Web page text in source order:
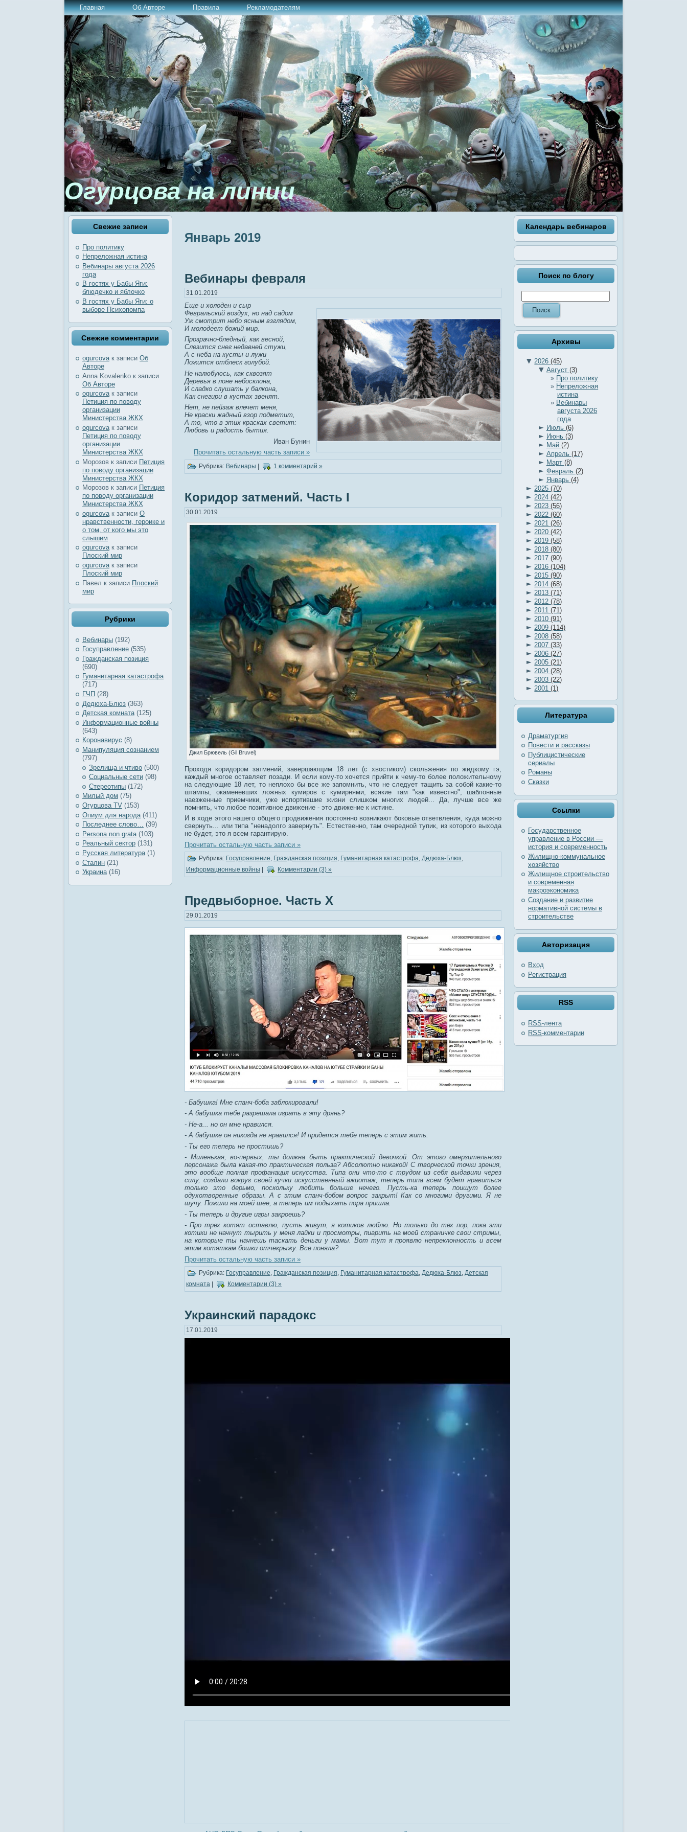
Главная Об Авторе Правила Рекламодателям
Огурцова на линии
Свежие записи
Про политику
Непреложная истина
Вебинары августа 2026
года
В гостях у Бабы Яги:
блюдечко и яблочко
В гостях у Бабы Яги: о
выборе Психопомпа
Свежие комментарии
ogurcovaк записи Об
Авторе
Anna Kovalenko к записи
Об Авторе
ogurcovaк записи
Петиция по поводу
организации
Министерства ЖКХ
ogurcova к записи
Петиция по поводу
организации
Министерства ЖКХ
Морозов к записи Петиция
по поводу организации
Министерства ЖКХ
Морозов к записи Петиция
по поводу организации
Министерства ЖКХ
ogurcova к записи О
нравственности, героике и
о том, от кого мы это
слышим
ogurcovaк записи
Плоский мир
ogurcova к записи
Плоский мир
Павел к записи Плоский
мир
Рубрики
Вебинары (192)
Госуправление (535)
Гражданская позиция
(690)
Гуманитарная катастрофа
(717)
ГЧП (28)
Дедюха-Блюз (363)
Детская комната(125)
Информационные войны
(643)
Коронавирус (8)
Манипуляция сознанием
(797)
Зрелища и чтиво (500)
Социальные сети (98)
Стереотипы (172)
Милый дом (75)
Огурцова TV (153)
Опиум для народа (411)
Последнее слово… (39)
Рersona non grata (103)
Реальный сектор (131)
Русская литература (1)
Сталин (21)
Украина(16)
Январь 2019
Вебинары февраля
31.01.2019
Еще и холоден и сыр
Февральский воздух, но над садом
Уж смотрит небо ясным взглядом,
И молодеет божий мир.
Прозрачно-бледный, как весной,
Слезится снег недавней стужи,
А с неба на кусты и лужи
Ложится отблеск голубой.
Не налюбуюсь, как сквозят
Деревья в лоне небосклона,
И сладко слушать у балкона,
Как снегири в кустах звенят.
Нет, не пейзаж влечет меня,
Не краски жадный взор подметит,
А то, что в этих красках светит:
Любовь и радость бытия.
Иван Бунин
Прочитать остальную часть записи »
Рубрика: Вебинары 1 комментарий »
Коридор затмений. Часть I
30.01.2019
Джил Брювель (Gil Bruvel)
Проходя коридором затмений, завершающим 18 лет (с хвостиком) скольжения по жидкому гэ,
каждый многое оставляет позади. И если кому-то хочется прийти к чему-то более положительному
на следующие 18 лет, то неплохо бы все же запомнить, что не следует тащить за собой какие-то
штампы, окаменевших ложных кумиров с кумирнями, всякие там "как известно", шаблонные
наезженные приемчики, уже испортившие жизни слишком многих людей... Да, лучше все же
помнить, что любое позитивное движение - это движение к истине.
И в ходе этого нашего общего продвижения постоянно возникают боковые ответвления, куда можно
свернуть... или типа "ненадолго завернуть". Естественно, там очередной тупик, из которого выхода
не будет, это я всем гарантирую.
Прочитать остальную часть записи »
Рубрика: Госуправление, Гражданская позиция, Гуманитарная катастрофа, Дедюха-Блюз,
Информационные войны
Комментарии (3) »
Предвыборное. Часть Х
29.01.2019
- Бабушка! Мне спанч-боба заблокировали!
- А бабушка тебе разрешала играть в эту дрянь?
- Не-а... но он мне нравился.
- А бабушке он никогда не нравился! И придется тебе теперь с этим жить.
- Ты его теперь не простишь?
- Миленькая, во-первых, ты должна быть практической девочкой. От этого омерзительного
персонажа была какая-то практическая польза? Абсолютно никакой! С творческой точки зрения,
это вообще полная профанация искусства. Типа они что-то с трудом из себя выдавили через
силу, создали вокруг своей кучки искусственный ажиотаж, теперь типа всем будет нравиться
только это дерьмо, поскольку любить больше нечего. Пусть-ка теперь поищут более
одухотворенные образы. А с этим спанч-бобом вопрос закрыт! Как со многими другими. Я не
шучу. Пожили на моей шее, а теперь им подыхать пора пришла.
- Ты теперь и другие игры закроешь?
- Про трех котят оставлю, пусть живут, я котиков люблю. Но только до тех пор, пока эти
котики не начнут тырить у меня лайки и просмотры, пиарить на моей страничке свои стримы,
на которые ты начнешь таскать деньги у мамы. Вот тут я проявлю непреклонность и всем
этим котяткам бошки отчекрыжу. Все поняла?
Прочитать остальную часть записи »
Рубрика: Госуправление, Гражданская позиция, Гуманитарная катастрофа, Дедюха-Блюз, Детская
комната
Комментарии (3) »
Украинский парадокс
17.01.2019
Календарь вебинаров
Поиск по блогу
Архивы
▼ 2026(45)
▼ Август (3)
Про политику
Непреложная
истина
Вебинары
августа 2026
года
► Июль (6)
► Июнь (3)
► Май (2)
► Апрель (17)
► Март (8)
► Февраль (2)
► Январь (4)
► 2025(70)
► 2024(42)
► 2023(56)
► 2022(60)
► 2021(26)
► 2020(42)
► 2019(58)
► 2018(80)
► 2017(90)
► 2016(104)
► 2015(90)
► 2014(68)
► 2013(71)
► 2012(78)
► 2011(71)
► 2010(91)
► 2009(114)
► 2008(58)
► 2007(33)
► 2006(27)
► 2005(21)
► 2004(28)
► 2003(22)
► 2001(1)
Литература
Драматургия
Повести и рассказы
Публицистические
сериалы
Романы
Сказки
Ссылки
Государственное
управление в России —
история и современность
Жилищно-коммунальное
хозяйство
Жилищное строительство
и современная
макроэкономика
Создание и развитие
нормативной системы в
строительстве
Авторизация
Вход
Регистрация
RSS
RSS-лента
RSS-комментарии